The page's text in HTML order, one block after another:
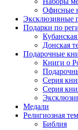
Офисные
Эксклюзивные
Подарки по
Донская
Подарочные
Книги о
Серия
Серия
Медали
Религиозная
Библия